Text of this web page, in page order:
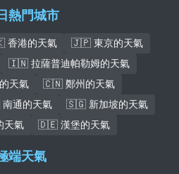
熱門城市
港的天氣
🇯🇵 東京的天氣
🇮🇳 拉薩普迪帕勒姆的天氣
天氣
🇨🇳 鄭州的天氣
通的天氣
🇸🇬 新加坡的天氣
天氣
🇩🇪 漢堡的天氣
端天氣